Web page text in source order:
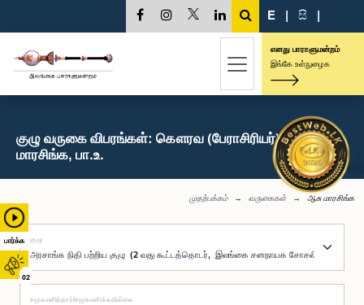
பார்க்க
02
E | සි |
எனது பாராளுமன்றம்
இங்கே உள்நுழைக
குழு வருகை விபரங்கள்: கௌரவ (பேராசிரியர்) ஆசு
மாரசிங்க, பா.உ.
முதற்பக்கம் வருகைகள் ஆசு மாரசிங்க
குழு
சமூகமளித்தார்/சமூகமளிக்கவில்லை